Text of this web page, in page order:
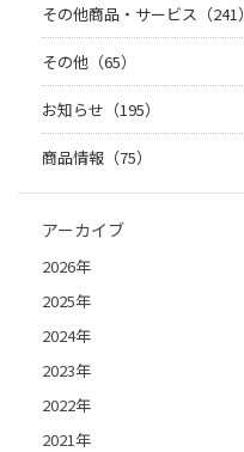
その他商品・サービス（241）
その他（65）
お知らせ（195）
商品情報（75）
アーカイブ
2026年
2025年
2024年
2023年
2022年
2021年